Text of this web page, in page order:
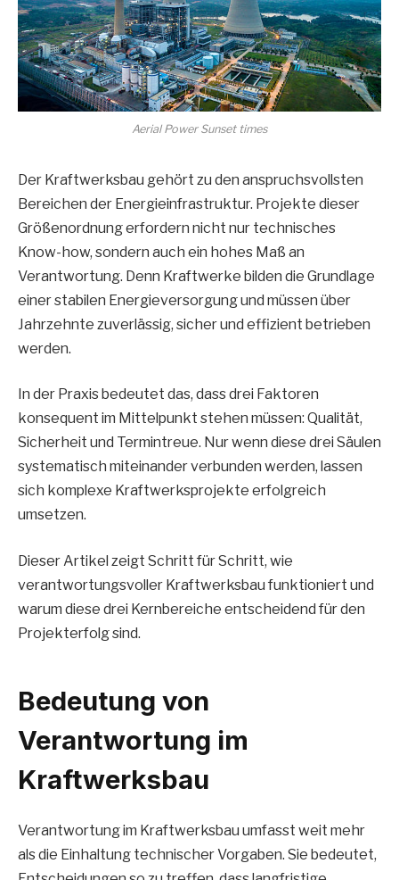
Aerial Power Sunset times
Der Kraftwerksbau gehört zu den anspruchsvollsten
Bereichen der Energieinfrastruktur. Projekte dieser
Größenordnung erfordern nicht nur technisches
Know-how, sondern auch ein hohes Maß an
Verantwortung. Denn Kraftwerke bilden die Grundlage
einer stabilen Energieversorgung und müssen über
Jahrzehnte zuverlässig, sicher und effizient betrieben
werden.
In der Praxis bedeutet das, dass drei Faktoren
konsequent im Mittelpunkt stehen müssen: Qualität,
Sicherheit und Termintreue. Nur wenn diese drei Säulen
systematisch miteinander verbunden werden, lassen
sich komplexe Kraftwerksprojekte erfolgreich
umsetzen.
Dieser Artikel zeigt Schritt für Schritt, wie
verantwortungsvoller Kraftwerksbau funktioniert und
warum diese drei Kernbereiche entscheidend für den
Projekterfolg sind.
Bedeutung von
Verantwortung im
Kraftwerksbau
Verantwortung im Kraftwerksbau umfasst weit mehr
als die Einhaltung technischer Vorgaben. Sie bedeutet,